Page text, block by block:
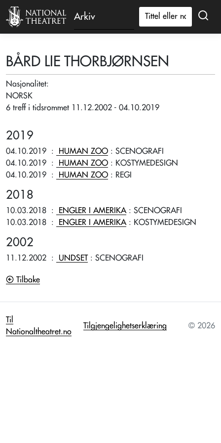
Arkiv
BÅRD LIE THORBJØRNSEN
Nasjonalitet:
NORSK
6 treff i tidsrommet 11.12.2002 - 04.10.2019
2019
04.10.2019 : HUMAN ZOO : SCENOGRAFI
04.10.2019 : HUMAN ZOO : KOSTYMEDESIGN
04.10.2019 : HUMAN ZOO : REGI
2018
10.03.2018 : ENGLER I AMERIKA : SCENOGRAFI
10.03.2018 : ENGLER I AMERIKA : KOSTYMEDESIGN
2002
11.12.2002 : UNDSET: SCENOGRAFI
Tilbake
Til
Nationaltheatret.no
Tilgjengelighetserklæring © 2026